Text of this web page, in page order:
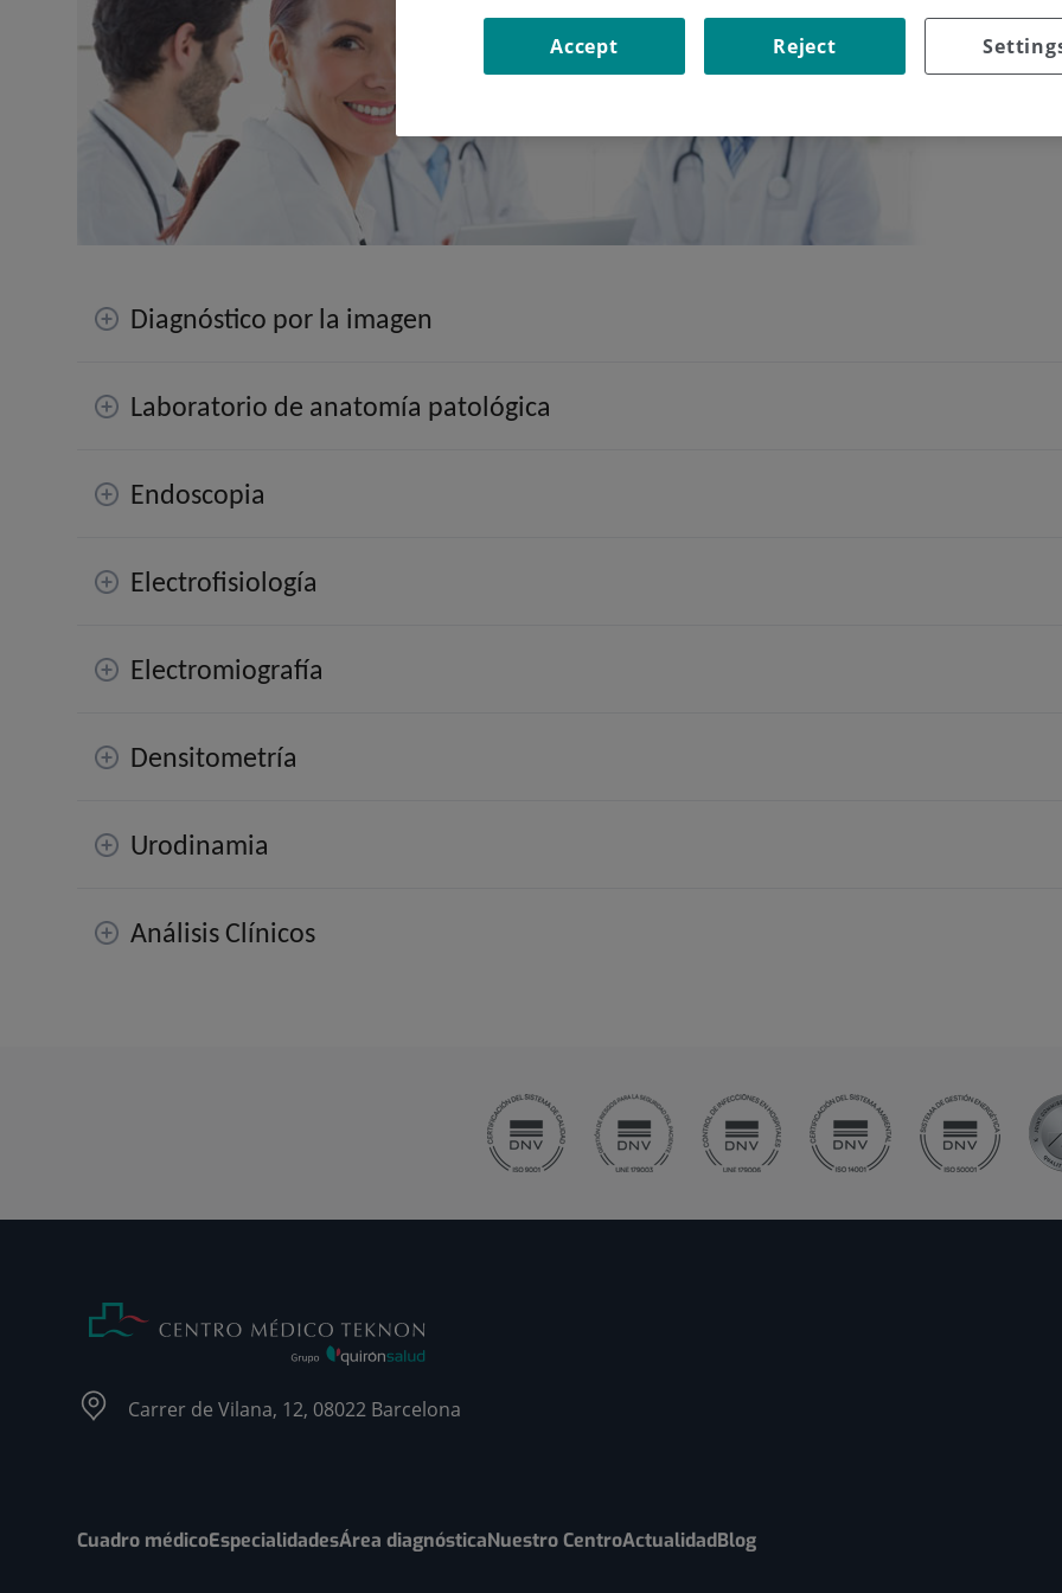
Diagnóstico por la imagen
Laboratorio de anatomía patológica
Endoscopia
Electrofisiología
Electromiografía
Densitometría
Urodinamia
Análisis Clínicos
Carrer de Vilana, 12, 08022 Barcelona
Cuadro médicoEspecialidadesÁrea diagnósticaNuestro CentroActualidadBlog
Reject
Accept